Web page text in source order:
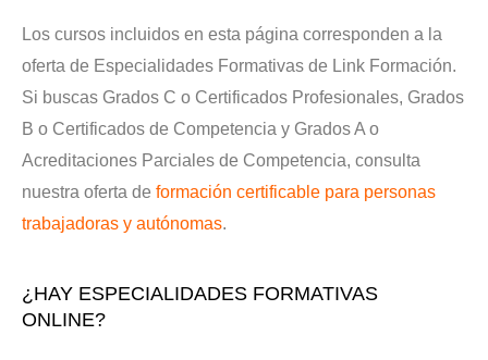
Los cursos incluidos en esta página corresponden a la
oferta de Especialidades Formativas de Link Formación.
Si buscas Grados C o Certificados Profesionales, Grados
B o Certificados de Competencia y Grados A o
Acreditaciones Parciales de Competencia, consulta
nuestra oferta de formación certificable para personas
trabajadoras y autónomas.
¿HAY ESPECIALIDADES FORMATIVAS
ONLINE?